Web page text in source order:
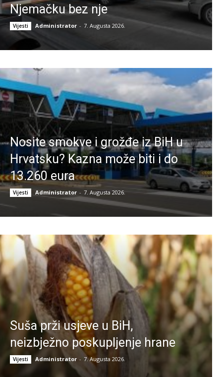
Njemačku bez nje
Vijesti Administrator - 7. Augusta 2026.
Nosite smokve i grožđe iz BiH u
Hrvatsku? Kazna može biti i do
13.260 eura
Vijesti Administrator - 7. Augusta 2026.
Suša prži usjeve u BiH,
neizbježno poskupljenje hrane
Vijesti Administrator - 7. Augusta 2026.